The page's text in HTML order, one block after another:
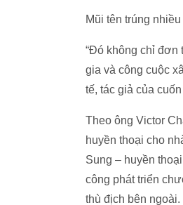
Mũi tên trúng
“Đó không chỉ đơn
gia và công cuộc
tế, tác giả của
Theo ông Victor
huyền thoại cho
Sung – huyền
công phát triển
thù địch bên ngoài.